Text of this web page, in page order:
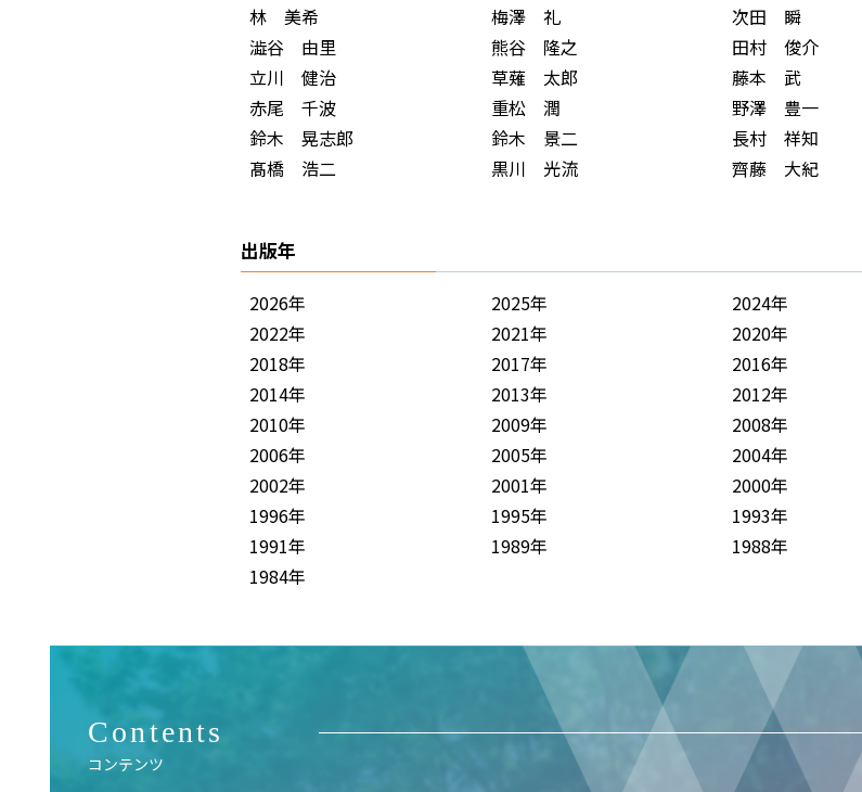
林 美希
梅澤 礼 次田 瞬
澁谷 由里
熊谷 隆之 田村 俊介
立川 健治
草薙 太郎 藤本 武
赤尾 千波
重松 潤 野澤 豊一
鈴木 晃志郎
鈴木 景二 長村 祥知
髙橋 浩二
黒川 光流 齊藤 大紀
出版年
2026年 2025年 2024年
2022年
2021年 2020年
2018年
2017年 2016年
2014年
2013年 2012年
2010年
2009年 2008年
2006年
2005年 2004年
2002年
2001年 2000年
1996年
1995年 1993年
1991年
1989年 1988年
1984年
Contents
コンテンツ